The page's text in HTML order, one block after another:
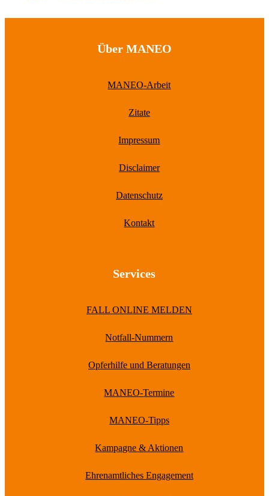
Über MANEO
MANEO-Arbeit
Zitate
Impressum
Disclaimer
Datenschutz
Kontakt
Services
FALL ONLINE MELDEN
Notfall-Nummern
Opferhilfe und Beratungen
MANEO-Termine
MANEO-Tipps
Kampagne & Aktionen
Ehrenamtliches Engagement